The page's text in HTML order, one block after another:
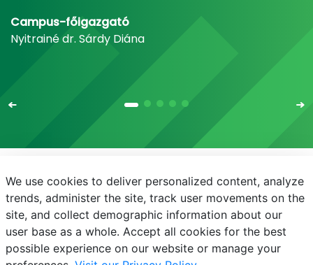
Campus-főigazgató
Nyitrainé dr. Sárdy Diána
E-mail Telefonkönyv NEPTUN
E-learning
Adatvédelem
We use cookies to deliver personalized content, analyze
trends, administer the site, track user movements on the
site, and collect demographic information about our
user base as a whole. Accept all cookies for the best
possible experience on our website or manage your